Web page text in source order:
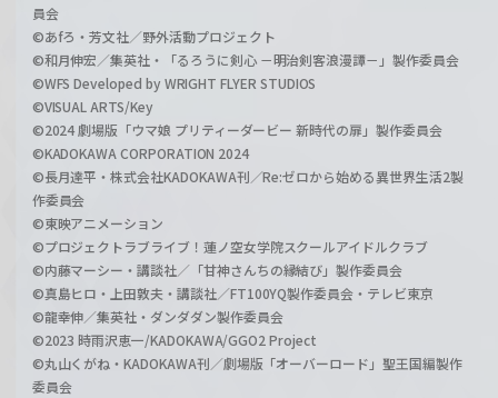
員会
©あfろ・芳文社／野外活動プロジェクト
©和月伸宏／集英社・「るろうに剣心 －明治剣客浪漫譚－」製作委員会
©WFS Developed by WRIGHT FLYER STUDIOS
©VISUAL ARTS/Key
©2024 劇場版「ウマ娘 プリティーダービー 新時代の扉」製作委員会
©KADOKAWA CORPORATION 2024
©長月達平・株式会社KADOKAWA刊／Re:ゼロから始める異世界生活2製
作委員会
©東映アニメーション
©プロジェクトラブライブ！蓮ノ空女学院スクールアイドルクラブ
©内藤マーシー・講談社／「甘神さんちの縁結び」製作委員会
©真島ヒロ・上田敦夫・講談社／FT100YQ製作委員会・テレビ東京
©龍幸伸／集英社・ダンダダン製作委員会
©2023 時雨沢恵一/KADOKAWA/GGO2 Project
©丸山くがね・KADOKAWA刊／劇場版「オーバーロード」聖王国編製作
委員会